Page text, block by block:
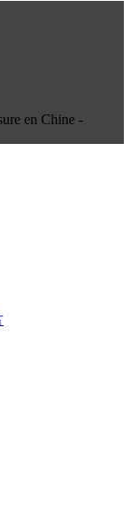
en Chine -